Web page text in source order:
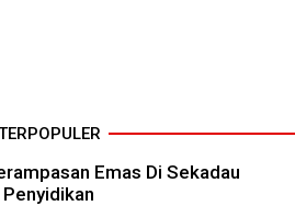
Emas Di Sekadau